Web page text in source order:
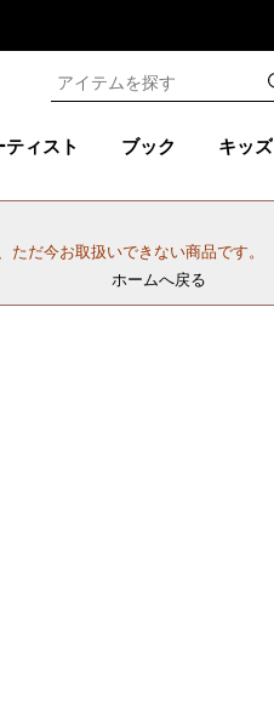
ィスト ブック キッズ
ただ今お取扱いできない商品です。
ホームへ戻る